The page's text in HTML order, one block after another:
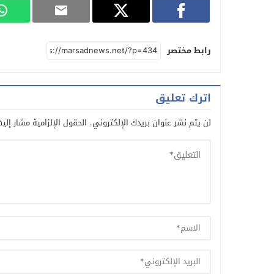
رابط مختصر
اترك تعليق
لن يتم نشر عنوان بريدك الإلكتروني. الحقول الإلزامية مشار